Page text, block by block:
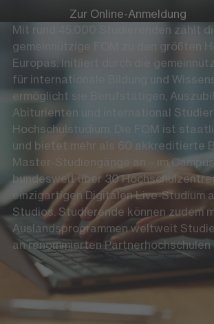
Zur Online-Anmeldung
Mit rund 45.000 Studierenden zählt
gemeinnützige FOM zu den größten
Europas. Initiiert durch die
für internationale Bildung und
ermöglicht sie Berufstätigen,
Abiturienten und international
Hochschulstudium. Die FOM ist
und bietet mehr als 60 akkreditierte
Master-Studiengänge an – im
bundesweit über 30
einzigartigen Digitalen Live-Studium
Studios. Studierende können zudem
Auslandsprogrammen weltweit
an renommierten Partnerhochschulen
Die FOM auf Social Media
LinkedIn